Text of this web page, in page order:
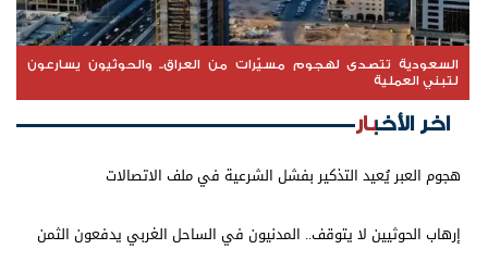
السعودية تتصدى لهجوم مسيّرات من العراق.. والحوثيون يسارعون
لتبني العملية
اخر الأخبار
هجوم العبر يُعيد التذكير بفشل الشرعية في ملف الاتصالات
إرهاب الحوثيين لا يتوقف.. المدنيون في الساحل الغربي يدفعون الثمن